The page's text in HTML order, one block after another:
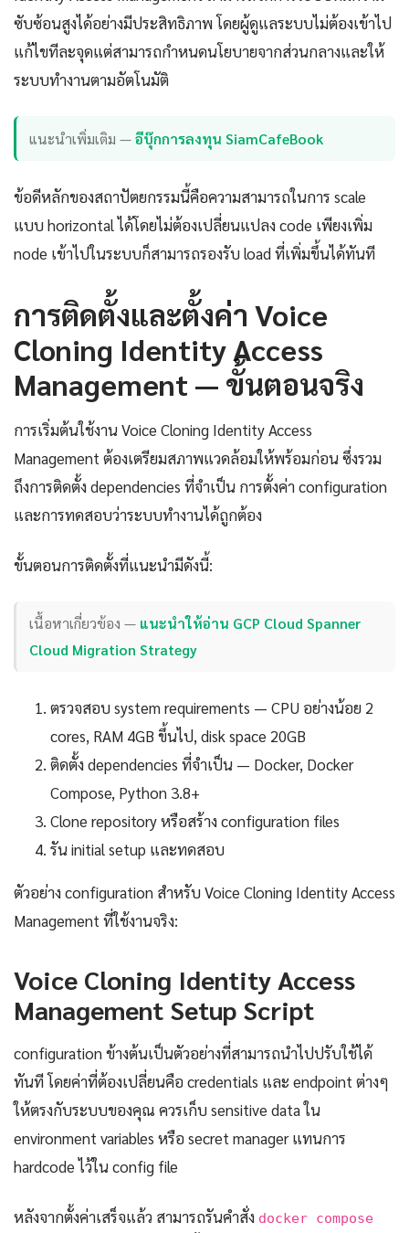
ซับซ้อนสูงได้อย่างมีประสิทธิภาพ โดยผู้ดูแลระบบไม่ต้องเข้าไป
แก้ไขทีละจุดแต่สามารถกำหนดนโยบายจากส่วนกลางและให้
ระบบทำงานตามอัตโนมัติ
แนะนำเพิ่มเติม —อีบุ๊กการลงทุน SiamCafeBook
ข้อดีหลักของสถาปัตยกรรมนี้คือความสามารถในการ scale
แบบ horizontal ได้โดยไม่ต้องเปลี่ยนแปลง code เพียงเพิ่ม
node เข้าไปในระบบก็สามารถรองรับ load ที่เพิ่มขึ้นได้ทันที
การติดตั้งและตั้งค่า Voice
Cloning Identity Access
Management — ขั้นตอนจริง
การเริ่มต้นใช้งาน Voice Cloning Identity Access
Management ต้องเตรียมสภาพแวดล้อมให้พร้อมก่อน ซึ่งรวม
ถึงการติดตั้ง dependencies ที่จำเป็น การตั้งค่า configuration
และการทดสอบว่าระบบทำงานได้ถูกต้อง
ขั้นตอนการติดตั้งที่แนะนำมีดังนี้:
เนื้อหาเกี่ยวข้อง — แนะนำให้อ่าน GCP Cloud Spanner
Cloud Migration Strategy
ตรวจสอบ system requirements — CPU อย่างน้อย 2
cores, RAM 4GB ขึ้นไป, disk space 20GB
ติดตั้ง dependencies ที่จำเป็น — Docker, Docker
Compose, Python 3.8+
Clone repository หรือสร้าง configuration files
รัน initial setup และทดสอบ
ตัวอย่าง configuration สำหรับ Voice Cloning Identity Access
Management ที่ใช้งานจริง:
Voice Cloning Identity Access
Management Setup Script
configuration ข้างต้นเป็นตัวอย่างที่สามารถนำไปปรับใช้ได้
ทันที โดยค่าที่ต้องเปลี่ยนคือ credentials และ endpoint ต่างๆ
ให้ตรงกับระบบของคุณ ควรเก็บ sensitive data ใน
environment variables หรือ secret manager แทนการ
hardcode ไว้ใน config file
หลังจากตั้งค่าเสร็จแล้ว สามารถรันคำสั่ง docker compose